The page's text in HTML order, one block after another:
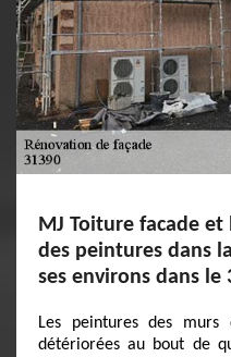
MJ Toiture facade
des peintures dans
ses environs dans le
Les peintures des murs
détériorées au bout de